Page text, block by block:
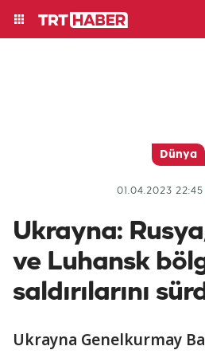
Dünya
01.04.2023 22:45
Ukrayna:
ve Luhansk
saldırılarını
Ukrayna Genelkurmay